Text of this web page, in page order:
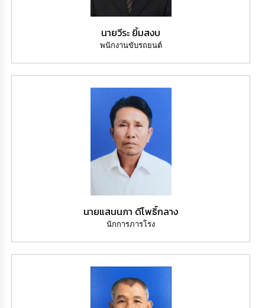
นายวีระ ยิ้มสงบ
พนักงานขับรถยนต์
นายแสนนภา ดีโพธิ์กลาง
นักการภารโรง